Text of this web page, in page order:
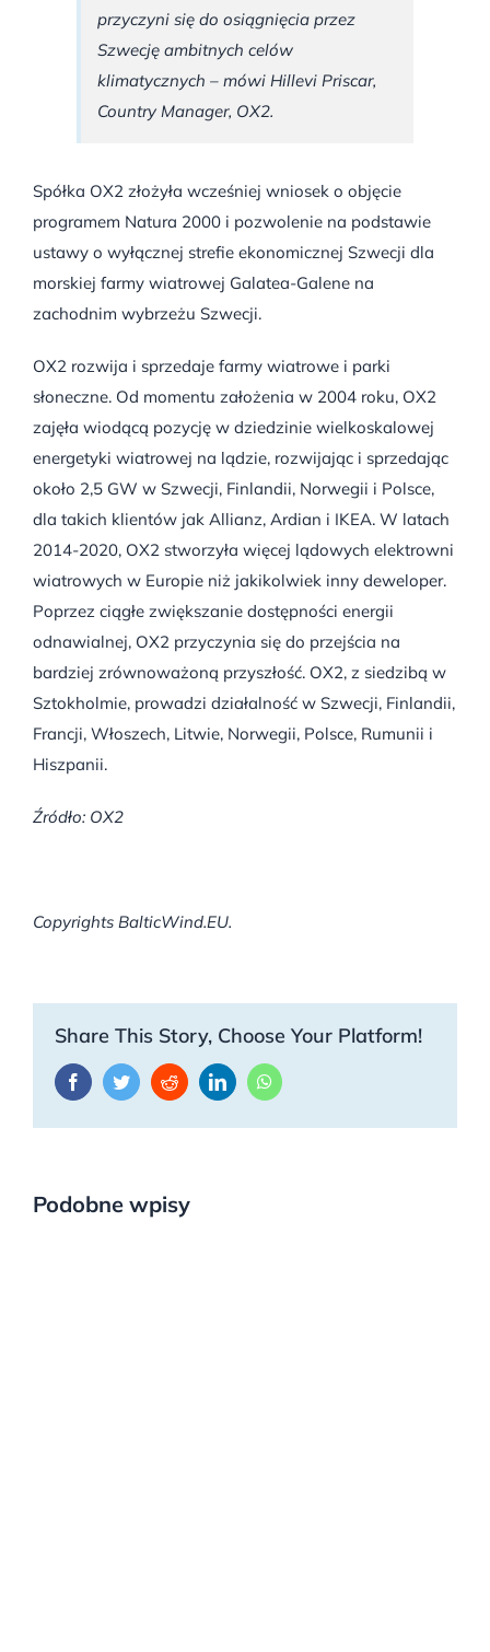
przyczyni się do osiągnięcia przez
Szwecję ambitnych celów
klimatycznych – mówi Hillevi Priscar,
Country Manager, OX2.
Spółka OX2 złożyła wcześniej wniosek o objęcie
programem Natura 2000 i pozwolenie na podstawie
ustawy o wyłącznej strefie ekonomicznej Szwecji dla
morskiej farmy wiatrowej Galatea-Galene na
zachodnim wybrzeżu Szwecji.
OX2 rozwija i sprzedaje farmy wiatrowe i parki
słoneczne. Od momentu założenia w 2004 roku, OX2
zajęła wiodącą pozycję w dziedzinie wielkoskalowej
energetyki wiatrowej na lądzie, rozwijając i sprzedając
około 2,5 GW w Szwecji, Finlandii, Norwegii i Polsce,
dla takich klientów jak Allianz, Ardian i IKEA. W latach
2014-2020, OX2 stworzyła więcej lądowych elektrowni
wiatrowych w Europie niż jakikolwiek inny deweloper.
Poprzez ciągłe zwiększanie dostępności energii
odnawialnej, OX2 przyczynia się do przejścia na
bardziej zrównoważoną przyszłość. OX2, z siedzibą w
Sztokholmie, prowadzi działalność w Szwecji, Finlandii,
Francji, Włoszech, Litwie, Norwegii, Polsce, Rumunii i
Hiszpanii.
Źródło: OX2
Copyrights BalticWind.EU.
Share This Story, Choose Your Platform!
FacebookTwitterRedditLinkedInWhatsApp
Podobne wpisy